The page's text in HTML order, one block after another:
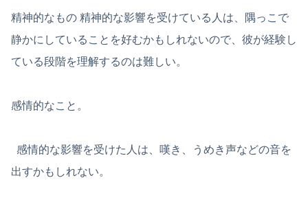
精神的なもの 精神的な影響を受けている人は、隅っこで
静かにしていることを好むかもしれないので、彼が経験し
ている段階を理解するのは難しい。
感情的なこと。
感情的な影響を受けた人は、嘆き、うめき声などの音を
出すかもしれない。